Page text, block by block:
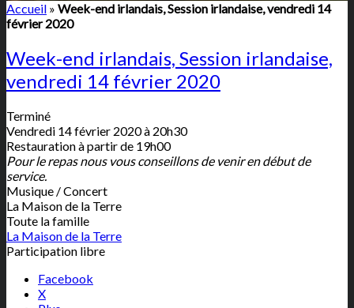
Accueil » Week-end irlandais, Session irlandaise, vendredi 14
février 2020
Week-end irlandais, Session irlandaise,
vendredi 14 février 2020
Terminé
Vendredi 14 février 2020 à 20h30
Restauration à partir de 19h00
Pour le repas nous vous conseillons de venir en début de
service.
Musique / Concert
La Maison de la Terre
Toute la famille
La Maison de la Terre
Participation libre
Facebook
X